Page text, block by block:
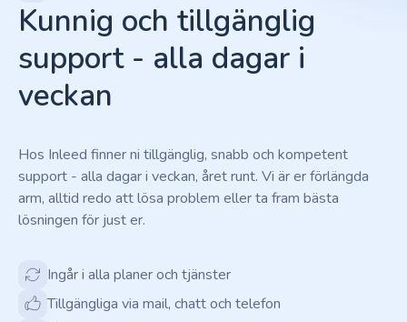
Kunnig och tillgänglig
support - alla dagar i
veckan
Hos Inleed finner ni tillgänglig, snabb och kompetent
support - alla dagar i veckan, året runt. Vi är er förlängda
arm, alltid redo att lösa problem eller ta fram bästa
lösningen för just er.
Ingår i alla planer och tjänster
Tillgängliga via mail, chatt och telefon